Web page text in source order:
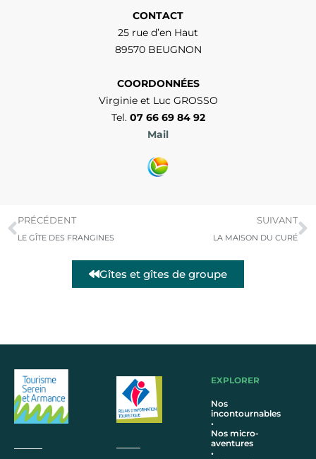
CONTACT
25 rue d’en Haut
89570 BEUGNON
COORDONNÉES
Virginie et Luc GROSSO
Tel. 07 66 69 84 92
Mail
PRÉCÉDENT
LE GÎTE DES FRANGINES
SUIVANT
LA MAISON DU CURÉ
Gîtes et gîtes de groupe
EXPLORER
Nos
incontournables
•
Nos micro-
aventures
•